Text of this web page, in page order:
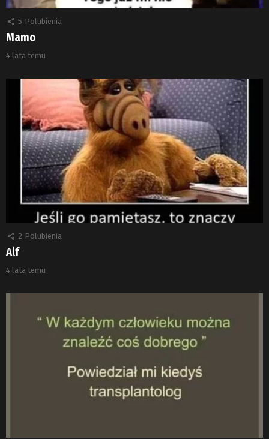
5 Polubienia
Mamo
4 lata temu
2 Polubienia
Alf
4 lata temu